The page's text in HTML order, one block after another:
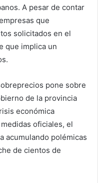
A pesar de contar
que
solicitados en el
que implica un
pone sobre
de la provincia
económica
oficiales, el
acumulando polémicas
de cientos de